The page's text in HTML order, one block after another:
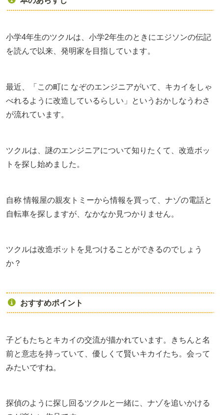
小学4年生のツクルは、小学2年生のときにエジソンの伝記
を読んで以来、発明家を目指しています。
最近、「この町に なぞのエンジニアがいて、キカイをしゃ
べれるように改造しているらしい」というおかしなうわさ
が流れています。
ツクルは、謎のエンジニアについて知りたくて、改造ボッ
トを探し始めました。
自称 情報屋の親友トミーから情報を買って、ナゾの電話と
自転車を探しますが、なかなか見つかりません。
ツクルは改造ボットを見つけることができるのでしょう
か？
おすすめポイント
子どもたちとキカイの交流が描かれています。きちんと名
前と意志を持っていて、優しくて賢いキカイたち。会って
みたいですね。
探偵のように探し回るツクルと一緒に、ナゾを追いかける